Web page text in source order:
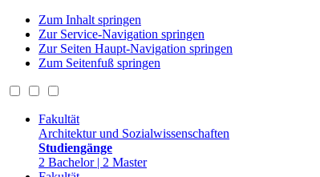
Zum Inhalt springen
Zur Service-Navigation springen
Zur Seiten Haupt-Navigation springen
Zum Seitenfuß springen
Fakultät
Architektur und Sozialwissenschaften
Studiengänge
2 Bachelor | 2 Master